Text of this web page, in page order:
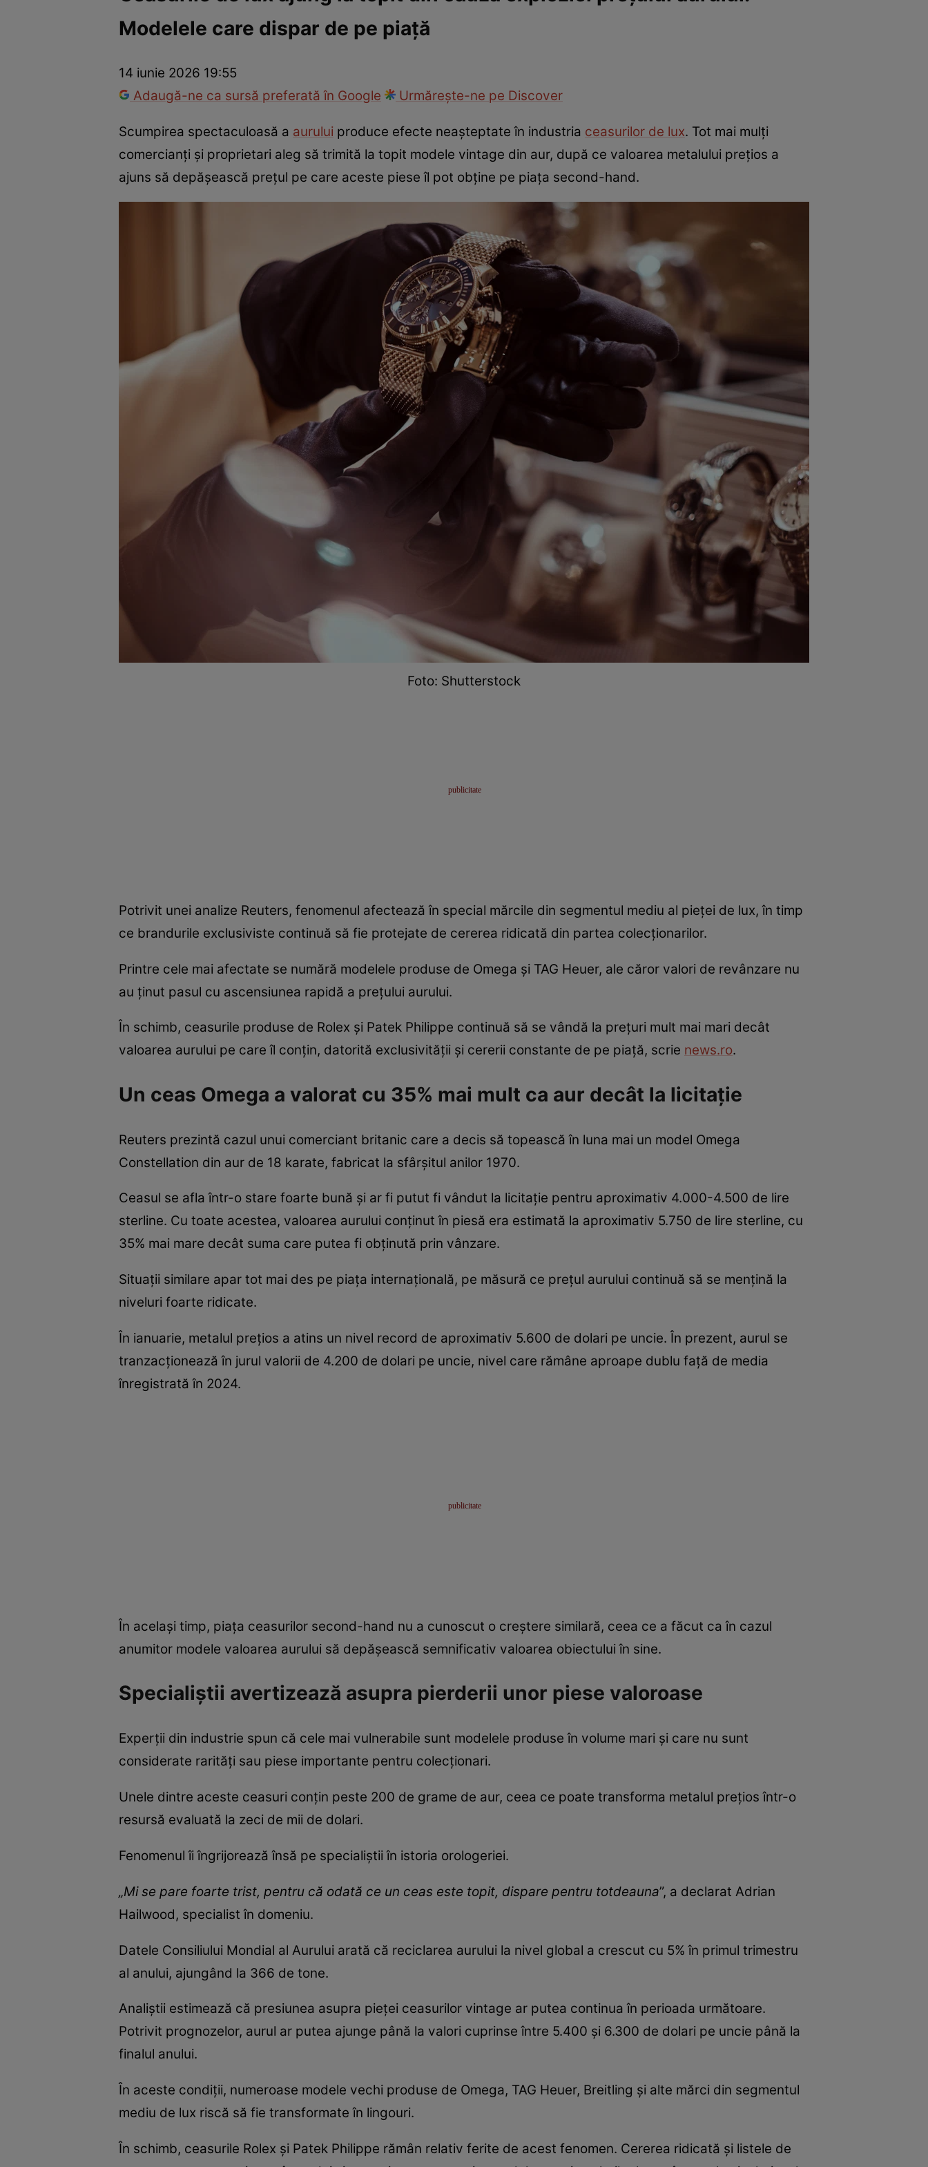
InternaționalFapt divers Tehnologie NaționalSport
Modelele care dispar de pe piață
14 iunie 2026 19:55
Adaugă-ne ca sursă preferată în Google
Urmărește-ne pe Discover
Scumpirea spectaculoasă a aurului produce efecte neașteptate în industria ceasurilor de lux. Tot mai mulți
comercianți și proprietari aleg să trimită la topit modele vintage din aur, după ce valoarea metalului prețios a
ajuns să depășească prețul pe care aceste piese îl pot obține pe piața second-hand.
Foto: Shutterstock
Potrivit unei analize Reuters, fenomenul afectează în special mărcile din segmentul mediu al pieței de lux, în timp
ce brandurile exclusiviste continuă să fie protejate de cererea ridicată din partea colecționarilor.
Printre cele mai afectate se numără modelele produse de Omega și TAG Heuer, ale căror valori de revânzare nu
au ținut pasul cu ascensiunea rapidă a prețului aurului.
În schimb, ceasurile produse de Rolex și Patek Philippe continuă să se vândă la prețuri mult mai mari decât
valoarea aurului pe care îl conțin, datorită exclusivității și cererii constante de pe piață, scrie news.ro.
Un ceas Omega a valorat cu 35% mai mult ca aur decât la licitație
Reuters prezintă cazul unui comerciant britanic care a decis să topească în luna mai un model Omega
Constellation din aur de 18 karate, fabricat la sfârșitul anilor 1970.
Ceasul se afla într-o stare foarte bună și ar fi putut fi vândut la licitație pentru aproximativ 4.000-4.500 de lire
sterline. Cu toate acestea, valoarea aurului conținut în piesă era estimată la aproximativ 5.750 de lire sterline, cu
35% mai mare decât suma care putea fi obținută prin vânzare.
Situații similare apar tot mai des pe piața internațională, pe măsură ce prețul aurului continuă să se mențină la
niveluri foarte ridicate.
În ianuarie, metalul prețios a atins un nivel record de aproximativ 5.600 de dolari pe uncie. În prezent, aurul se
tranzacționează în jurul valorii de 4.200 de dolari pe uncie, nivel care rămâne aproape dublu față de media
înregistrată în 2024.
În același timp, piața ceasurilor second-hand nu a cunoscut o creștere similară, ceea ce a făcut ca în cazul
anumitor modele valoarea aurului să depășească semnificativ valoarea obiectului în sine.
Specialiștii avertizează asupra pierderii unor piese valoroase
Experții din industrie spun că cele mai vulnerabile sunt modelele produse în volume mari și care nu sunt
considerate rarități sau piese importante pentru colecționari.
Unele dintre aceste ceasuri conțin peste 200 de grame de aur, ceea ce poate transforma metalul prețios într-o
resursă evaluată la zeci de mii de dolari.
Fenomenul îi îngrijorează însă pe specialiștii în istoria orologeriei.
„Mi se pare foarte trist, pentru că odată ce un ceas este topit, dispare pentru totdeauna”, a declarat Adrian
Hailwood, specialist în domeniu.
Datele Consiliului Mondial al Aurului arată că reciclarea aurului la nivel global a crescut cu 5% în primul trimestru
al anului, ajungând la 366 de tone.
Analiștii estimează că presiunea asupra pieței ceasurilor vintage ar putea continua în perioada următoare.
Potrivit prognozelor, aurul ar putea ajunge până la valori cuprinse între 5.400 și 6.300 de dolari pe uncie până la
finalul anului.
În aceste condiții, numeroase modele vechi produse de Omega, TAG Heuer, Breitling și alte mărci din segmentul
mediu de lux riscă să fie transformate în lingouri.
În schimb, ceasurile Rolex și Patek Philippe rămân relativ ferite de acest fenomen. Cererea ridicată și listele de